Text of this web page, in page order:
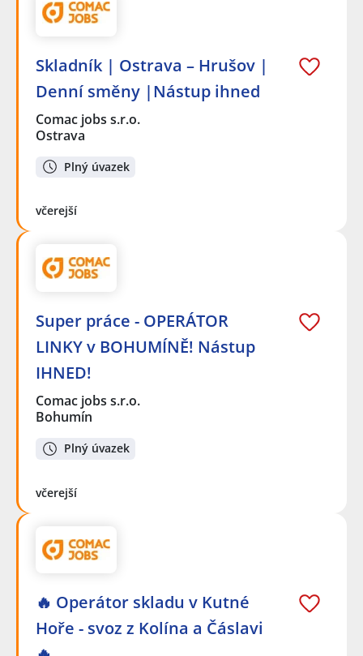
Skladník | Ostrava – Hrušov |
Denní směny |Nástup ihned
Comac jobs s.r.o.
Ostrava
Plný úvazek
včerejší
Super práce - OPERÁTOR
LINKY v BOHUMÍNĚ! Nástup
IHNED!
Comac jobs s.r.o.
Bohumín
Plný úvazek
včerejší
🔥 Operátor skladu v Kutné
Hoře - svoz z Kolína a Čáslavi